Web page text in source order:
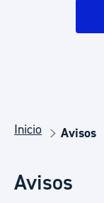
Inicio Avisos
Avisos